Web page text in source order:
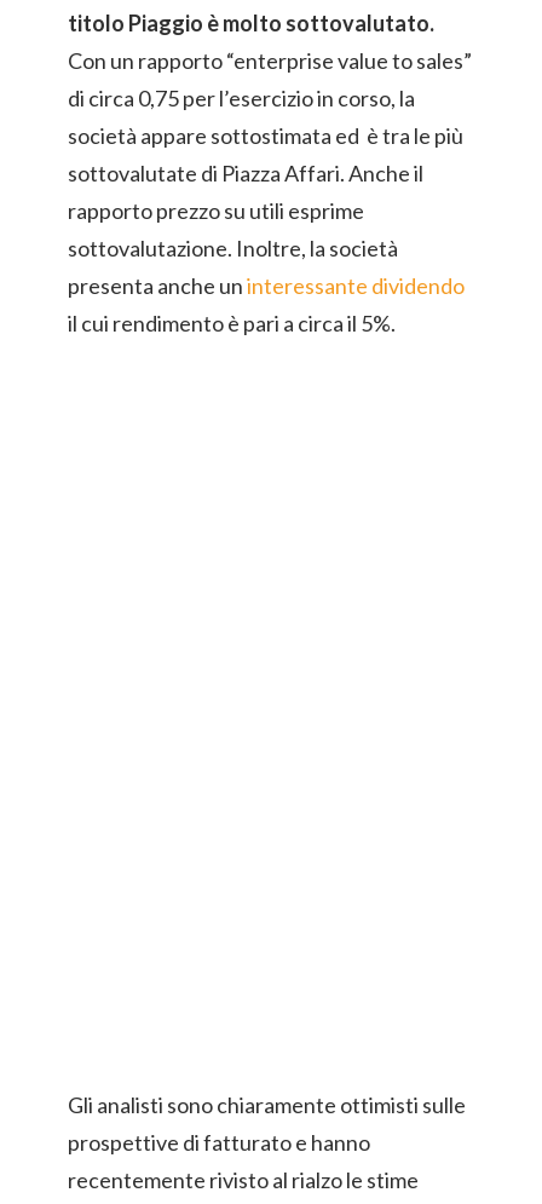
titolo Piaggio è molto sottovalutato.
Con un rapporto “enterprise value to sales”
di circa 0,75 per l’esercizio in corso, la
società appare sottostimata ed è tra le più
sottovalutate di Piazza Affari. Anche il
rapporto prezzo su utili esprime
sottovalutazione. Inoltre, la società
presenta anche uninteressante dividendo
il cui rendimento è pari a circa il 5%.
Gli analisti sono chiaramente ottimisti sulle
prospettive di fatturato e hanno
recentemente rivisto al rialzo le stime